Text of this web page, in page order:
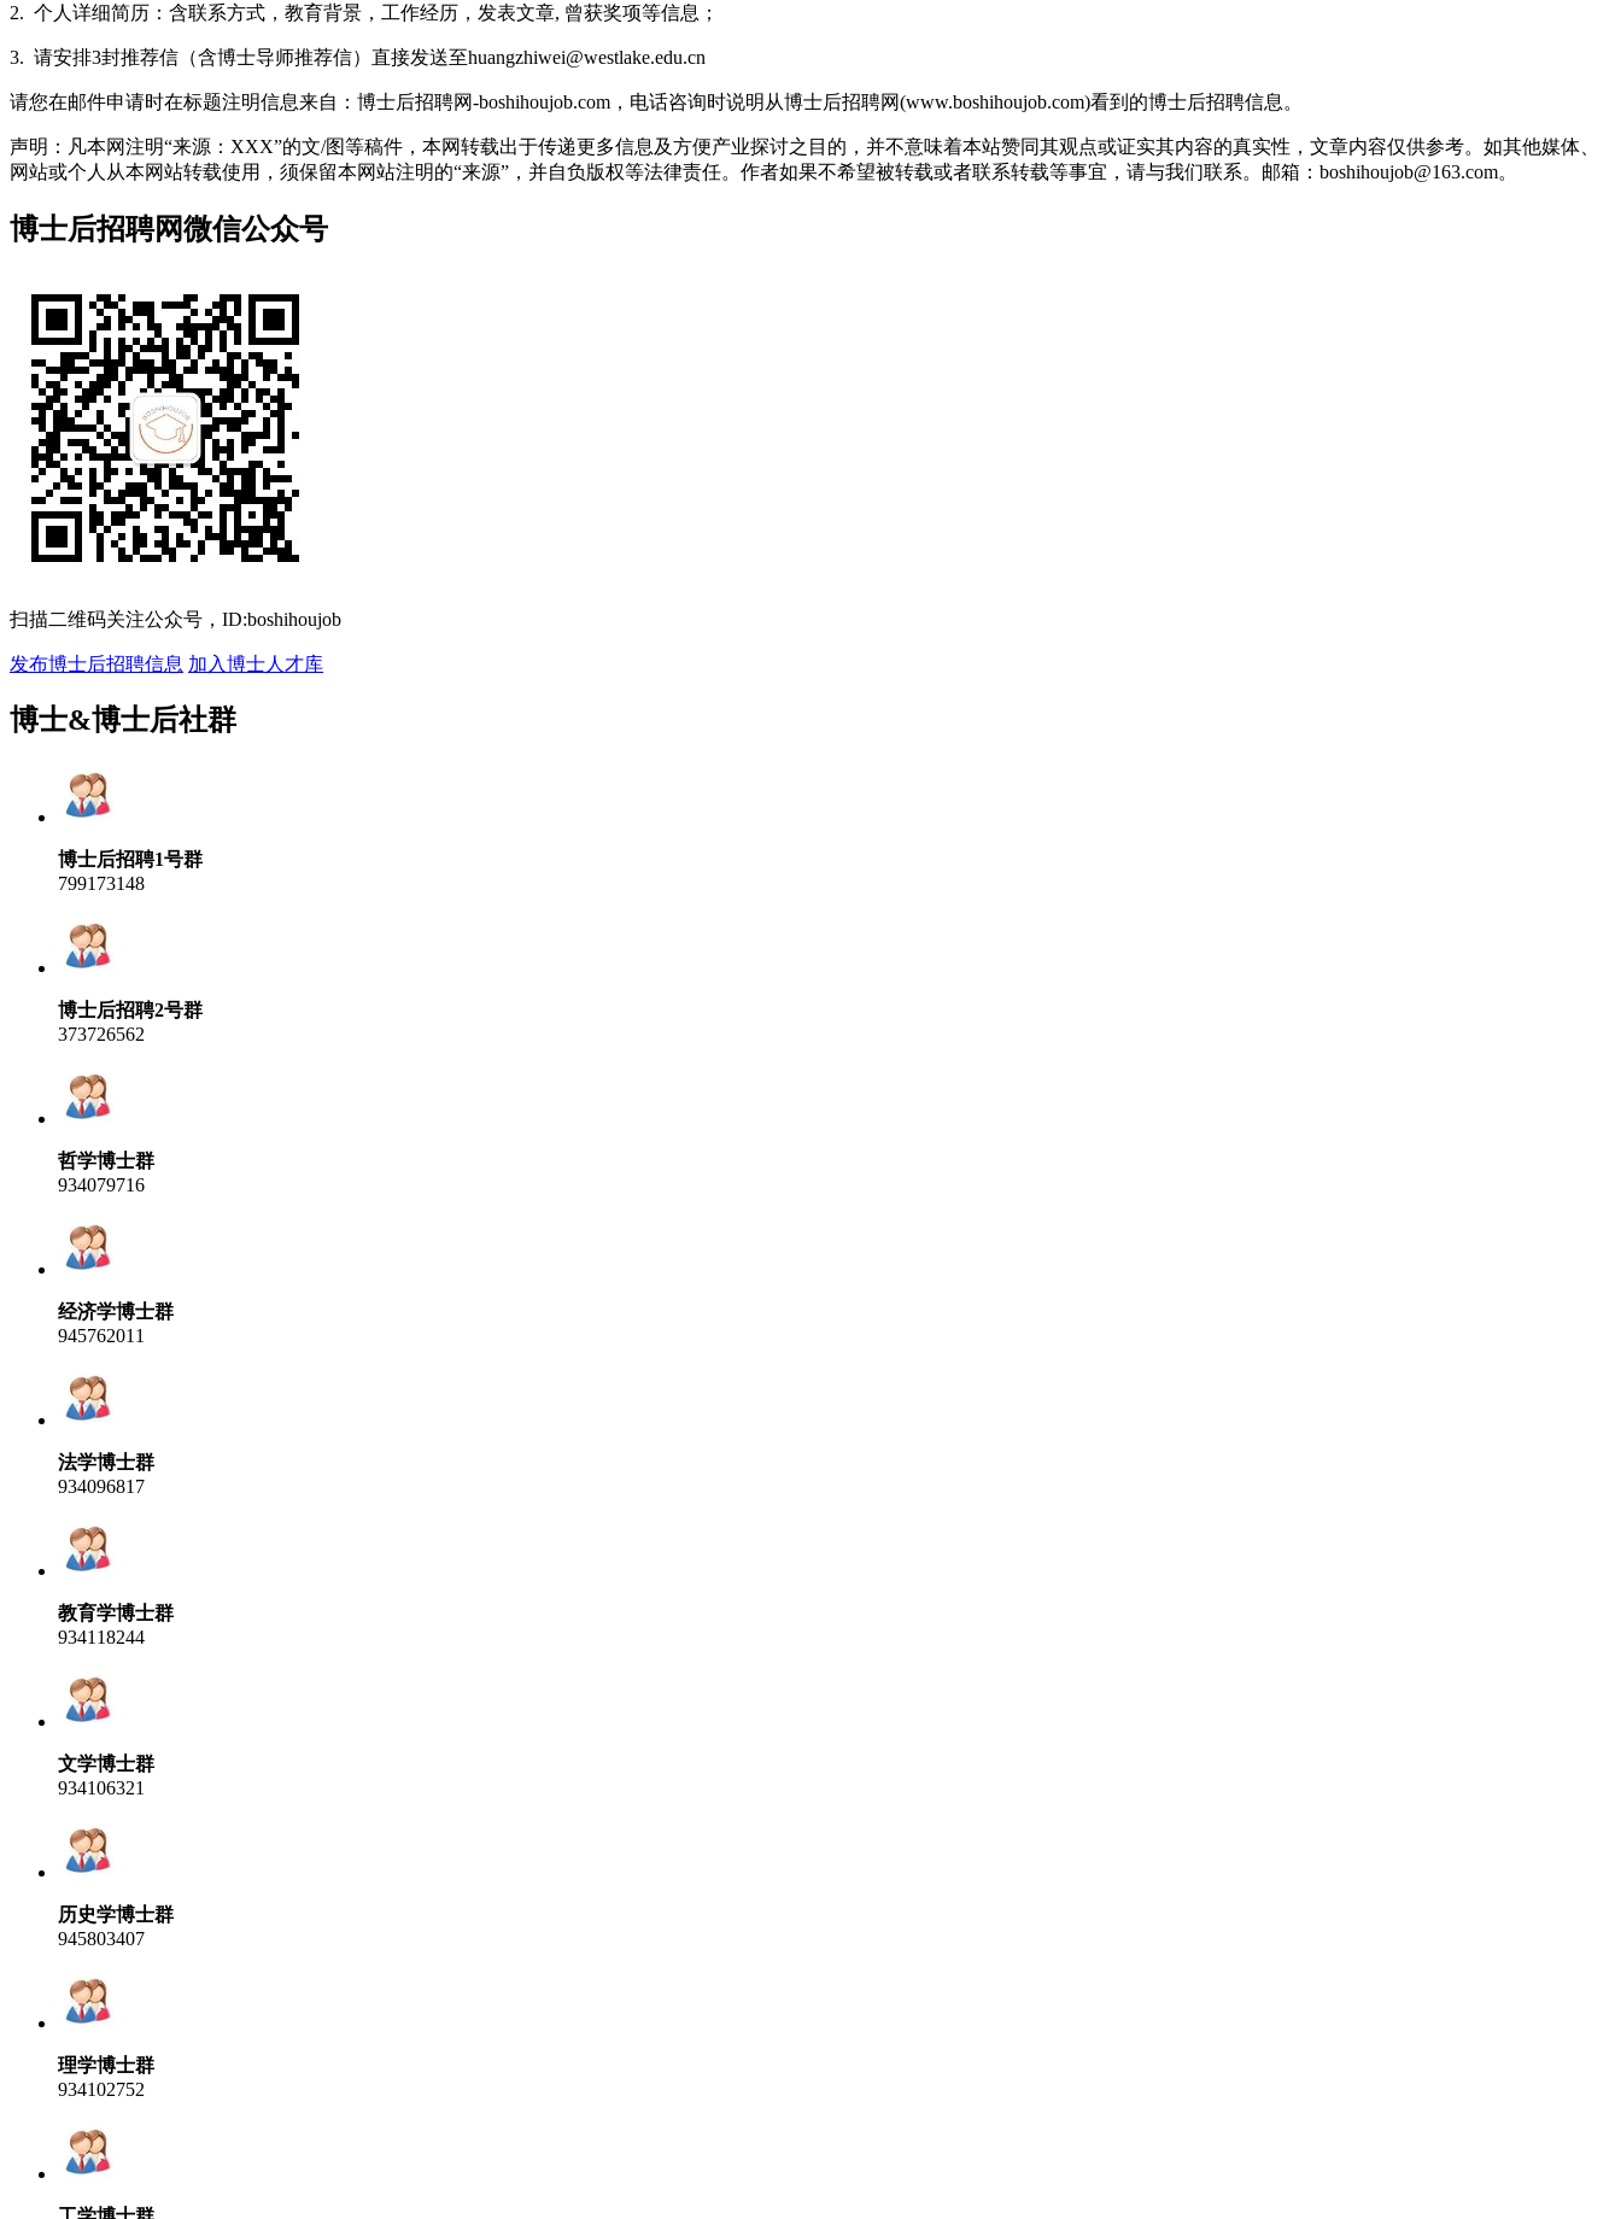
2. 个人详细简历：含联系方式，教育背景，工作经历，发表文章, 曾获奖项等信息；
3. 请安排3封推荐信（含博士导师推荐信）直接发送至huangzhiwei@westlake.edu.cn
请您在邮件申请时在标题注明信息来自：博士后招聘网-boshihoujob.com，电话咨询时说明从博士后招聘网(www.boshihoujob.com)看到的博士后招聘信息。
声明：凡本网注明“来源：XXX”的文/图等稿件，本网转载出于传递更多信息及方便产业探讨之目的，并不意味着本站赞同其观点或证实其内容的真实性，文章内容仅供参考。如其他媒体、
网站或个人从本网站转载使用，须保留本网站注明的“来源”，并自负版权等法律责任。作者如果不希望被转载或者联系转载等事宜，请与我们联系。邮箱：boshihoujob@163.com。
博士后招聘网微信公众号
扫描二维码关注公众号，ID:boshihoujob
发布博士后招聘信息 加入博士人才库
博士&博士后社群
博士后招聘1号群
799173148
博士后招聘2号群
373726562
哲学博士群
934079716
经济学博士群
945762011
法学博士群
934096817
教育学博士群
934118244
文学博士群
934106321
历史学博士群
945803407
理学博士群
934102752